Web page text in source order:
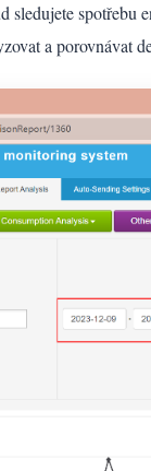
sledujete
a porovnávat